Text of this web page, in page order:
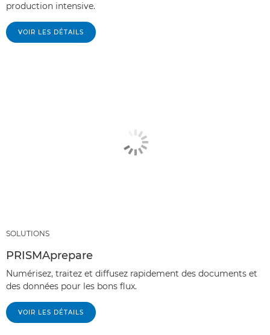
production intensive.
VOIR LES DÉTAILS
SOLUTIONS
PRISMAprepare
Numérisez, traitez et diffusez rapidement des documents et
des données pour les bons flux.
VOIR LES DÉTAILS